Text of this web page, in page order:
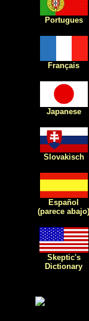
Portugues
Français
Japanese
Slovakisch
Español
(parece abajo)
Skeptic's
Dictionary